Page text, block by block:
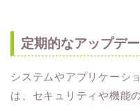
定期的なアップデ
システムやアプリケーシ
は、セキュリティや機能